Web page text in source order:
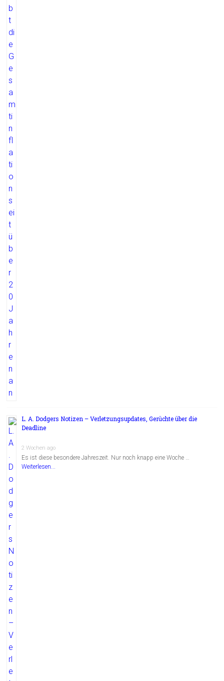
L. A. Dodgers Notizen – Verletzungsupdates, Gerüchte über die
Deadline
2 Wochen ago
Es ist diese besondere Jahreszeit. Nur noch knapp eine Woche …
Weiterlesen...